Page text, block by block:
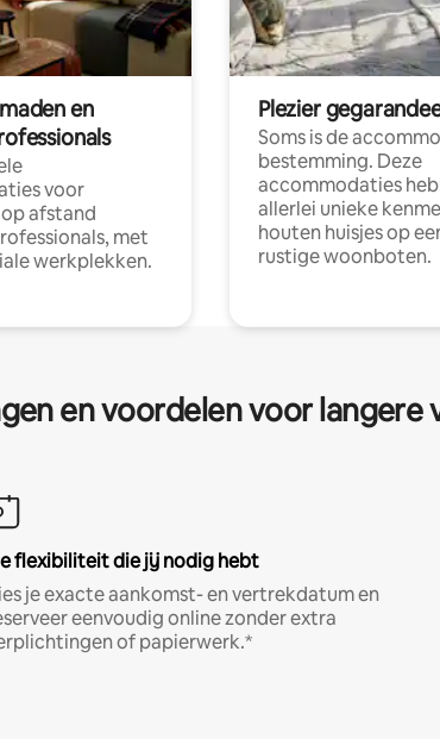
en
voor
afstand
met
werkplekken.
Plezier
Soms is de
bestemming. Deze
accommodaties
allerlei unieke
houten huisjes op
rustige woonboten.
en voordelen voor langere
flexibiliteit die jij nodig hebt
je exacte aankomst- en vertrekdatum en
eenvoudig online zonder extra
of papierwerk.*